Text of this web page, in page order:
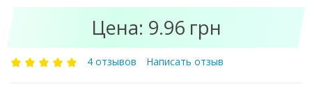
Цена: 9.96 грн
4 отзывов Написать отзыв